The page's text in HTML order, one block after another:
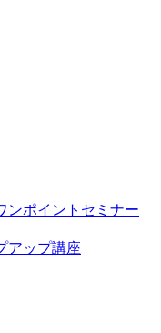
ンポイントセミナー
アップ講座